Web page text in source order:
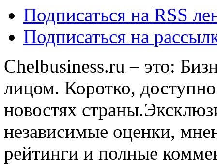
Подписаться на RSS
Подписаться на
Chelbusiness.ru – это:
лицом. Коротко,
новостях
независимые оценки,
рейтинги и полные